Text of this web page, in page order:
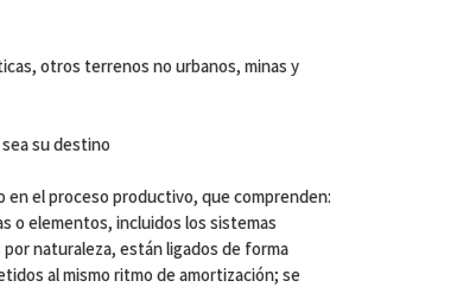
otros terrenos no urbanos, minas y
su destino
en el proceso productivo, que comprenden:
o elementos, incluidos los sistemas
naturaleza, están ligados de forma
al mismo ritmo de amortización; se